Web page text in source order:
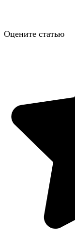
Оцените статью